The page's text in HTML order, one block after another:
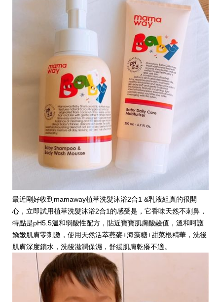
最近剛好收到mamaway植萃洗髮沐浴2合1 &乳液組真的很開
心，立即試用植萃洗髮沐浴2合1的感受是，它香味天然不刺鼻，
特點是pH5.5溫和弱酸性配方，貼近寶寶肌膚酸鹼值，溫和呵護
嬌嫩肌膚零刺激，使用天然活萃燕麥+海藻糖+甜菜根精華，洗後
肌膚深度鎖水，洗後滋潤保濕，舒緩肌膚乾癢不適。